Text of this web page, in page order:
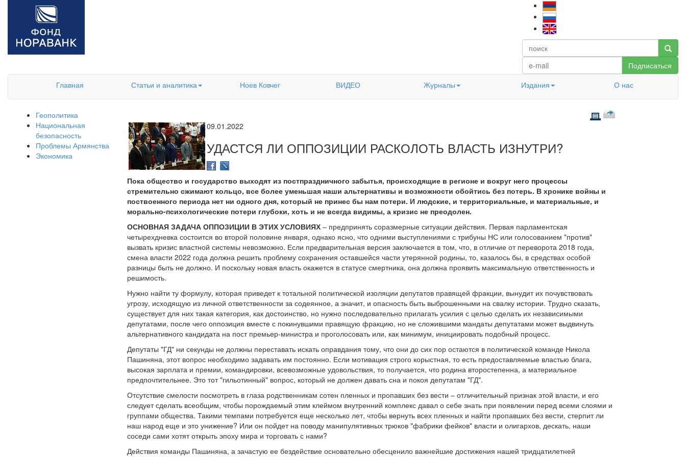
Подписаться
Главная
Статьи и аналитика Ноев Ковчег ВИДЕО Журналы Издания О нас
Геополитика
Национальная
безопасность
Проблемы Армянства
Экономика
09.01.2022
УДАСТСЯ ЛИ ОППОЗИЦИИ РАСКОЛОТЬ ВЛАСТЬ ИЗНУТРИ?
Пока общество и государство выходят из постпраздничного забытья, происходящие в регионе и вокруг него процессы
стремительно сжимают кольцо, все более уменьшая наши альтернативы и возможности обойтись без потерь. В хронике войны и
поствоенного периода нет ни одного дня, который не принес бы нам потери. И людские, и территориальные, и материальные, и
морально-психологические потери глубоки, хоть и не всегда видимы, а кризис не преодолен.
ОСНОВНАЯ ЗАДАЧА ОППОЗИЦИИ В ЭТИХ УСЛОВИЯХ – предпринять соразмерные ситуации действия. Первая парламентская
четырехдневка состоится во второй половине января, однако ясно, что одними выступлениями с трибуны НС или голосованием "против"
вызвать кризис властной системы невозможно. Если предварительная версия заключается в том, что, в отличие от переворота 2018 года,
смена власти 2022 года должна решить проблему сохранения оставшейся части утерянной родины, то, казалось бы, в средствах особой
разницы быть не должно. И поскольку новая власть окажется в статусе смертника, она должна проявить максимальную ответственность и
решимость.
Нужно найти ту формулу, которая приведет к тотальной политической изоляции депутатов правящей фракции, вынудит их почувствовать
угрозу, исходящую из личной ответственности за содеянное, а значит, и опасность быть выброшенными на свалку истории. Трудно сказать,
существует для них такая категория, как достоинство, но нужно последовательно прилагать усилия с целью сделать их независимыми
депутатами, после чего оппозиция вместе с покинувшими правящую фракцию, но не сложившими мандаты депутатами может выдвинуть
альтернативного кандидата на пост премьер-министра и проголосовать или, как минимум, инициировать подобный процесс.
Депутаты "ГД" ни секунды не должны переставать искать оправдания тому, что они до сих пор остаются в политической команде Никола
Пашиняна, этот вопрос необходимо задавать им постоянно. Если мотивация строго корыстная, то есть предоставляемые властью блага,
высокая зарплата и премии, командировки, всевозможные удовольствия, то получается, что родина второстепенна, а материальное
предпочтительнее. Это тот "гильотинный" вопрос, который не должен давать сна и покоя депутатам "ГД".
Отсутствие смелости посмотреть в глаза родственникам сотен пленных и пропавших без вести – отличительный признак этой власти, и его
следует сделать всеобщим, чтобы порождаемый этим клеймом внутренний комплекс давал о себе знать при появлении перед всеми слоями и
группами общества. Такими темпами потребуется еще несколько лет, чтобы вернуть всех пленных и найти пропавших без вести, стерпит ли
наш народ еще и это унижение? Или он пойдет на поводу манипулятивных трюков "фабрики фейков" власти и олигархов, дескать, наши
соседи сами хотят открыть эпоху мира и торговать с нами?
Действия команды Пашиняна, а зачастую ее бездействие основательно обесценило важнейшие достижения нашей тридцатилетней